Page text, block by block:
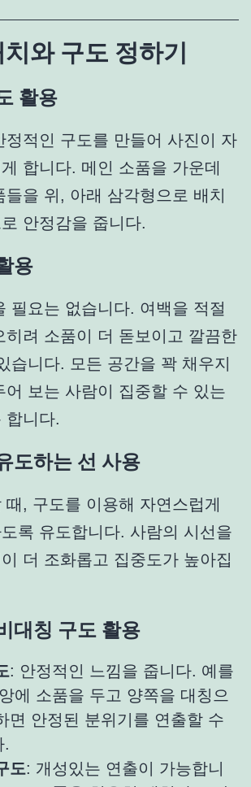
치와 구도 정하기
활용
정적인 구도를 만들어 사진이 자
합니다. 메인 소품을 가운데
을 위, 아래 삼각형으로 배치
안정감을 줍니다.
용
필요는 없습니다. 여백을 적절
히려 소품이 더 돋보이고 깔끔한
습니다. 모든 공간을 꽉 채우지
어 보는 사람이 집중할 수 있는
합니다.
하는 선 사용
, 구도를 이용해 자연스럽게
록 유도합니다. 사람의 시선을
더 조화롭고 집중도가 높아집
칭 구도 활용
: 안정적인 느낌을 줍니다. 예를
에 소품을 두고 양쪽을 대칭으
면 안정된 분위기를 연출할 수
.
도: 개성있는 연출이 가능합니